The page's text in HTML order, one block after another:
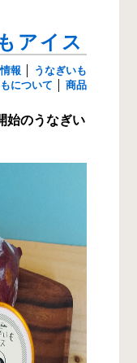
アイス
報
うなぎいも
について 商品
始のうなぎい